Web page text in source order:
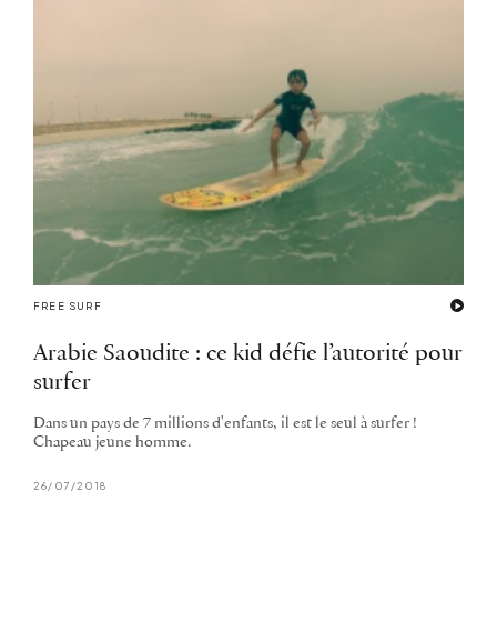
FREE SURF
Arabie Saoudite : ce kid défie l’autorité pour
surfer
Dans un pays de 7 millions d'enfants, il est le seul à surfer !
Chapeau jeune homme.
26/07/2018